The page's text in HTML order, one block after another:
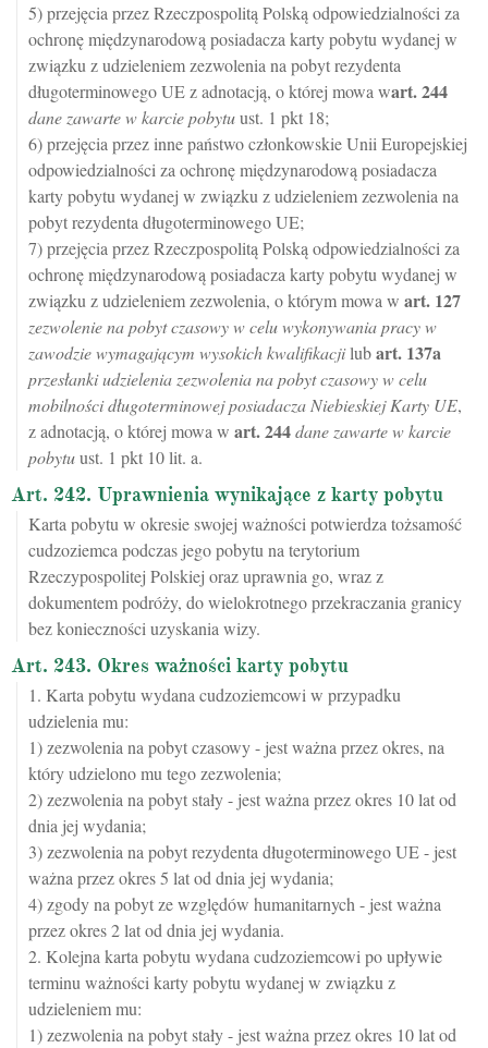
5) przejęcia przez Rzeczpospolitą Polską odpowiedzialności za
ochronę międzynarodową posiadacza karty pobytu wydanej w
związku z udzieleniem zezwolenia na pobyt rezydenta
długoterminowego UE z adnotacją, o której mowa wart.244
dane zawarte w karcie pobytuust. 1 pkt 18;
6) przejęcia przez inne państwo członkowskie Unii Europejskiej
odpowiedzialności za ochronę międzynarodową posiadacza
karty pobytu wydanej w związku z udzieleniem zezwolenia na
pobyt rezydenta długoterminowego UE;
7) przejęcia przez Rzeczpospolitą Polską odpowiedzialności za
ochronę międzynarodową posiadacza karty pobytu wydanej w
związku z udzieleniem zezwolenia, o którym mowa w art. 127
zezwolenie na pobyt czasowy w celu wykonywania pracy w
zawodzie wymagającym wysokich kwalifikacjilubart. 137a
przesłanki udzielenia zezwolenia na pobyt czasowy w celu
mobilności długoterminowej posiadacza Niebieskiej Karty UE,
z adnotacją, o której mowa w art.244dane zawarte w karcie
pobytuust. 1 pkt 10 lit. a.
Art. 242. Uprawnienia wynikające z karty pobytu
Karta pobytu w okresie swojej ważności potwierdza tożsamość
cudzoziemca podczas jego pobytu na terytorium
Rzeczypospolitej Polskiej oraz uprawnia go, wraz z
dokumentem podróży, do wielokrotnego przekraczania granicy
bez konieczności uzyskania wizy.
Art. 243. Okres ważności karty pobytu
1. Karta pobytu wydana cudzoziemcowi w przypadku
udzielenia mu:
1) zezwolenia na pobyt czasowy - jest ważna przez okres, na
który udzielono mu tego zezwolenia;
2) zezwolenia na pobyt stały - jest ważna przez okres 10 lat od
dnia jej wydania;
3) zezwolenia na pobyt rezydenta długoterminowego UE - jest
ważna przez okres 5 lat od dnia jej wydania;
4) zgody na pobyt ze względów humanitarnych - jest ważna
przez okres 2 lat od dnia jej wydania.
2. Kolejna karta pobytu wydana cudzoziemcowi po upływie
terminu ważności karty pobytu wydanej w związku z
udzieleniem mu:
1) zezwolenia na pobyt stały - jest ważna przez okres 10 lat od